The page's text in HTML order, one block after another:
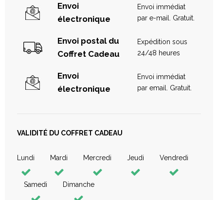
Modelage "Moment Zen en Duo" 1/2 Heure
Un moment de détente à partager, à 2.
COURS DE GOLF
DÉJEUNER "MENU COUGOUL"
Un déjeuner composé d'une entrée, un plat et un dessert
Envoi
électronique
Envoi immédiat
par e-mail. Gratuit.
Envoi postal du
Coffret Cadeau
Expédition sous
24/48 heures
Envoi
électronique
Envoi immédiat
par email. Gratuit.
VALIDITÉ DU COFFRET CADEAU
Lundi Mardi Mercredi Jeudi Vendredi
Samedi Dimanche